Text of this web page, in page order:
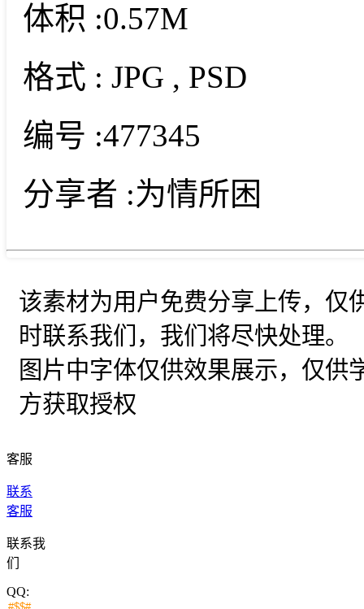
体积 :0.57M
格式 : JPG , PSD
编号 :477345
分享者 :为情所困
该素材为用户免费分享上传，仅
时联系我们，我们将尽快处理。
图片中字体仅供效果展示，仅供
方获取授权
客服
联系
客服
联系我
们
QQ: